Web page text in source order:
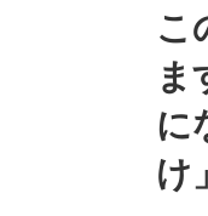
こ
ま
に
け